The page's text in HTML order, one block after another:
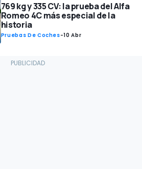
769 kg y 335 CV: la prueba del Alfa
Romeo 4C más especial de la
historia
Pruebas De Coches-10 Abr